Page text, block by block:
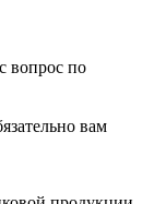
вопрос по
вам